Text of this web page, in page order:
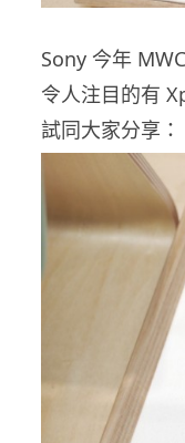
Sony 今年
令人注目的有
試同大家分享：